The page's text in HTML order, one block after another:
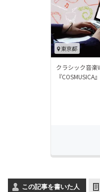
この記事を書いた人